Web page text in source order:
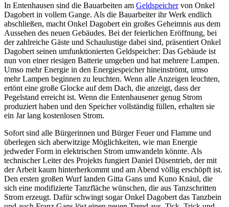
In Entenhausen sind die Bauarbeiten am Geldspeichervon Onkel
Dagobert in vollem Gange. Als die Bauarbeiter ihr Werk endlich
abschließen, macht Onkel Dagobert ein großes Geheimnis aus dem
Aussehen des neuen Gebäudes. Bei der feierlichen Eröffnung, bei
der zahlreiche Gäste und Schaulustige dabei sind, präsentiert Onkel
Dagobert seinen umfunktionierten Geldspeicher: Das Gebäude ist
nun von einer riesigen Batterie umgeben und hat mehrere Lampen.
Umso mehr Energie in den Energiespeicher hineinströmt, umso
mehr Lampen beginnen zu leuchten. Wenn alle Anzeigen leuchten,
ertönt eine große Glocke auf dem Dach, die anzeigt, dass der
Pegelstand erreicht ist. Wenn die Entenhausener genug Strom
produziert haben und den Speicher vollständig füllen, erhalten sie
ein Jar lang kostenlosen Strom.
Sofort sind alle Bürgerinnen und Bürger Feuer und Flamme und
überlegen sich aberwitzige Möglichkeiten, wie man Energie
jedweder Form in elektrischen Strom umwandeln könnte. Als
technischer Leiter des Projekts fungiert Daniel Düsentrieb, der mit
der Arbeit kaum hinterherkommt und am Abend völlig erschöpft ist.
Den ersten großen Wurf landen Gitta Gans und Kuno Knäul, die
sich eine modifizierte Tanzfläche wünschen, die aus Tanzschritten
Strom erzeugt. Dafür schwingt sogar Onkel Dagobert das Tanzbein